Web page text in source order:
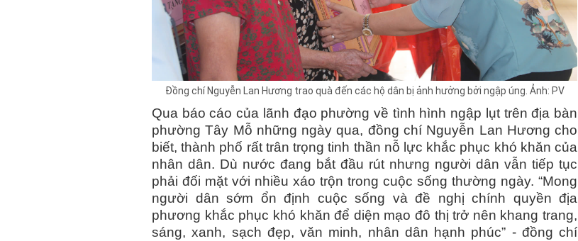
Đồng chí Nguyễn Lan Hương trao quà đến các hộ dân bị ảnh hưởng bởi ngập úng. Ảnh: PV
Qua báo cáo của lãnh đạo phường về tình hình ngập lụt trên địa bàn
phường Tây Mỗ những ngày qua, đồng chí Nguyễn Lan Hương cho
biết, thành phố rất trân trọng tinh thần nỗ lực khắc phục khó khăn của
nhân dân. Dù nước đang bắt đầu rút nhưng người dân vẫn tiếp tục
phải đối mặt với nhiều xáo trộn trong cuộc sống thường ngày. “Mong
người dân sớm ổn định cuộc sống và đề nghị chính quyền địa
phương khắc phục khó khăn để diện mạo đô thị trở nên khang trang,
sáng, xanh, sạch đẹp, văn minh, nhân dân hạnh phúc” - đồng chí